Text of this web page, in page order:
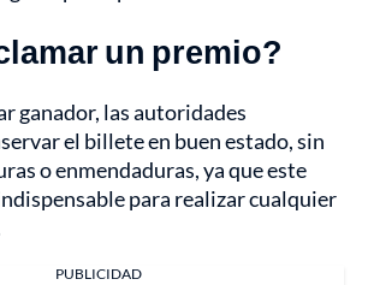
un premio?
ganador, las autoridades
el billete en buen estado, sin
o enmendaduras, ya que este
para realizar cualquier
PUBLICIDAD